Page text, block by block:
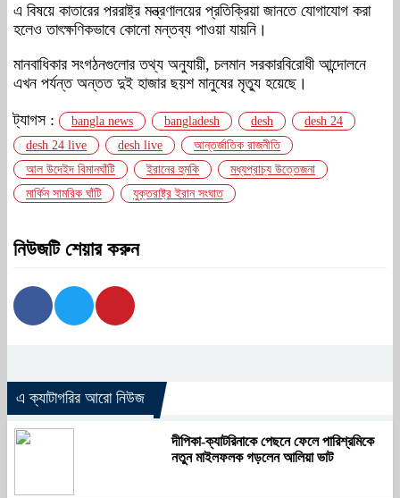
এ বিষয়ে কাতারের পররাষ্ট্র মন্ত্রণালয়ের প্রতিক্রিয়া জানতে যোগাযোগ করা
হলেও তাৎক্ষণিকভাবে কোনো মন্তব্য পাওয়া যায়নি।
মানবাধিকার সংগঠনগুলোর তথ্য অনুযায়ী, চলমান সরকারবিরোধী আন্দোলনে
এখন পর্যন্ত অন্তত দুই হাজার ছয়শ মানুষের মৃত্যু হয়েছে।
ট্যাগস : bangla news bangladesh desh
desh 24
desh 24 live
desh live
আন্তর্জাতিক রাজনীতি
আল উদেইদ বিমানঘাঁটি
ইরানের হুমকি
মধ্যপ্রাচ্য উত্তেজনা
মার্কিন সামরিক ঘাঁটি
যুক্তরাষ্ট্র ইরান সংঘাত
নিউজটি শেয়ার করুন
এ ক্যাটাগরির আরো নিউজ
দীপিকা-ক্যাটরিনাকে পেছনে ফেলে পারিশ্রমিকে
নতুন মাইলফলক গড়লেন আলিয়া ভাট